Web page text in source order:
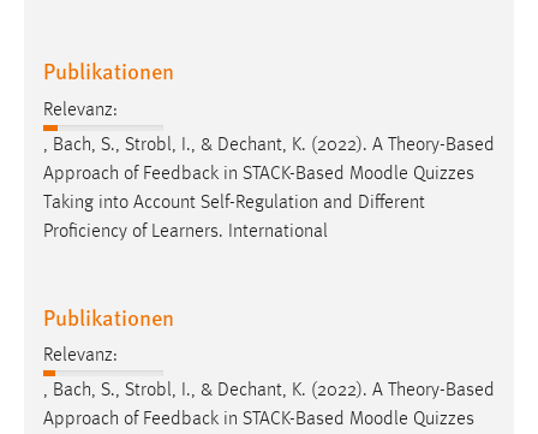
Publikationen
Relevanz:
, Bach, S., Strobl, I., & Dechant, K. (2022). A Theory-Based
Approach of Feedback in STACK-Based Moodle Quizzes
Taking into Account Self-Regulation and Different
Proficiency of Learners. International
Publikationen
Relevanz:
, Bach, S., Strobl, I., & Dechant, K. (2022). A Theory-Based
Approach of Feedback in STACK-Based Moodle Quizzes